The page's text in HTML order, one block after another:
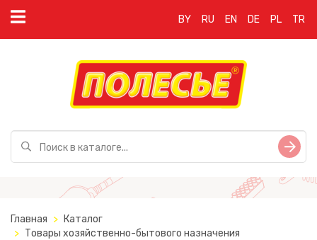
BY RU EN DE PL TR
Главная
Каталог
Товары хозяйственно-бытового назначения